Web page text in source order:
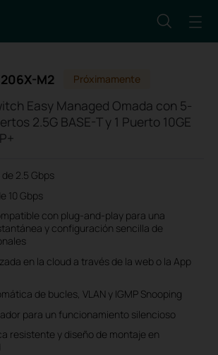
M2 Próximamente
Easy Managed Omada con 5-
2.5G BASE-T y 1 Puerto 10GE
2.5 Gbps
10 Gbps
con plug-and-play para una
y configuración sencilla de
en la cloud a través de la web o la App
de bucles, VLAN y IGMP Snooping
para un funcionamiento silencioso
resistente y diseño de montaje en